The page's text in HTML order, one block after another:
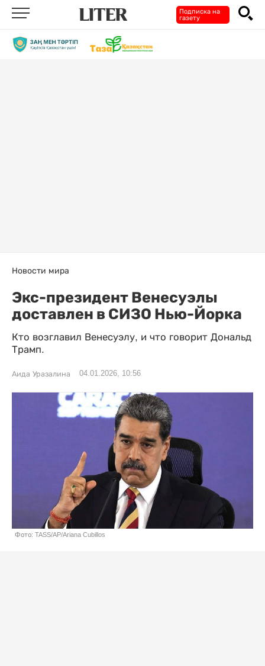
Подписка на
газету
Новости мира
Экс-президент Венесуэлы
доставлен в СИЗО Нью-Йорка
Кто возглавил Венесуэлу, и что говорит Дональд
Трамп.
Аида Уразалина 04.01.2026, 10:56
Фото: TASS/AP/Ariana Cubillos